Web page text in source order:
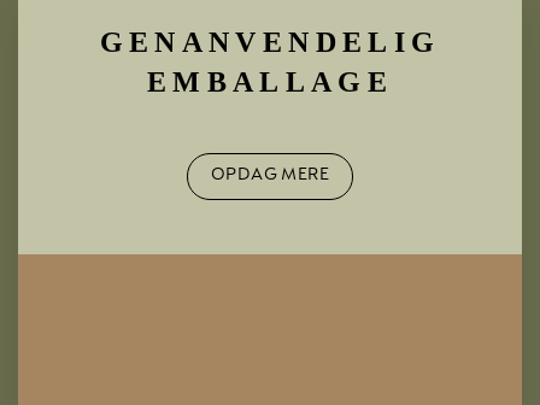
GENANVENDELIG
EMBALLAGE
OPDAG MERE